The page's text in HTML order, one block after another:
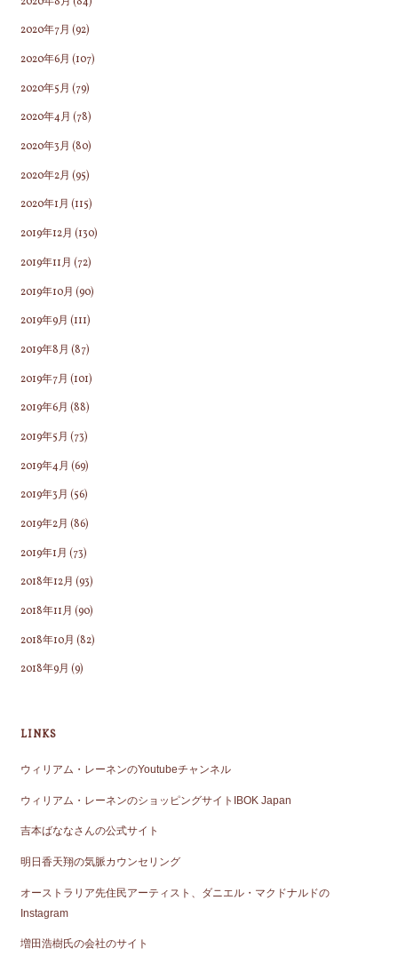
2020年7月 (92)
2020年6月 (107)
2020年5月 (79)
2020年4月 (78)
2020年3月 (80)
2020年2月 (95)
2020年1月 (115)
2019年12月 (130)
2019年11月 (72)
2019年10月 (90)
2019年9月 (111)
2019年8月 (87)
2019年7月 (101)
2019年6月 (88)
2019年5月 (73)
2019年4月 (69)
2019年3月 (56)
2019年2月 (86)
2019年1月 (73)
2018年12月 (93)
2018年11月 (90)
2018年10月 (82)
2018年9月 (9)
LINKS
ウィリアム・レーネンのYoutubeチャンネル
ウィリアム・レーネンのショッピングサイトIBOK Japan
吉本ばななさんの公式サイト
明日香天翔の気脈カウンセリング
オーストラリア先住民アーティスト、ダニエル・マクドナルドの
Instagram
増田浩樹氏の会社のサイト